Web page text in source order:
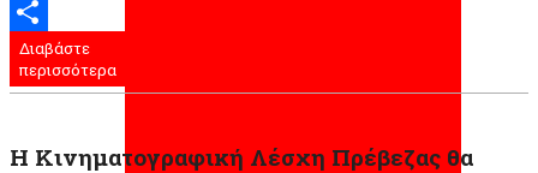
Email
Μοιραστείτε
Διαβάστε
περισσότερα
Η Κινηματογραφική Λέσχη Πρέβεζας θα